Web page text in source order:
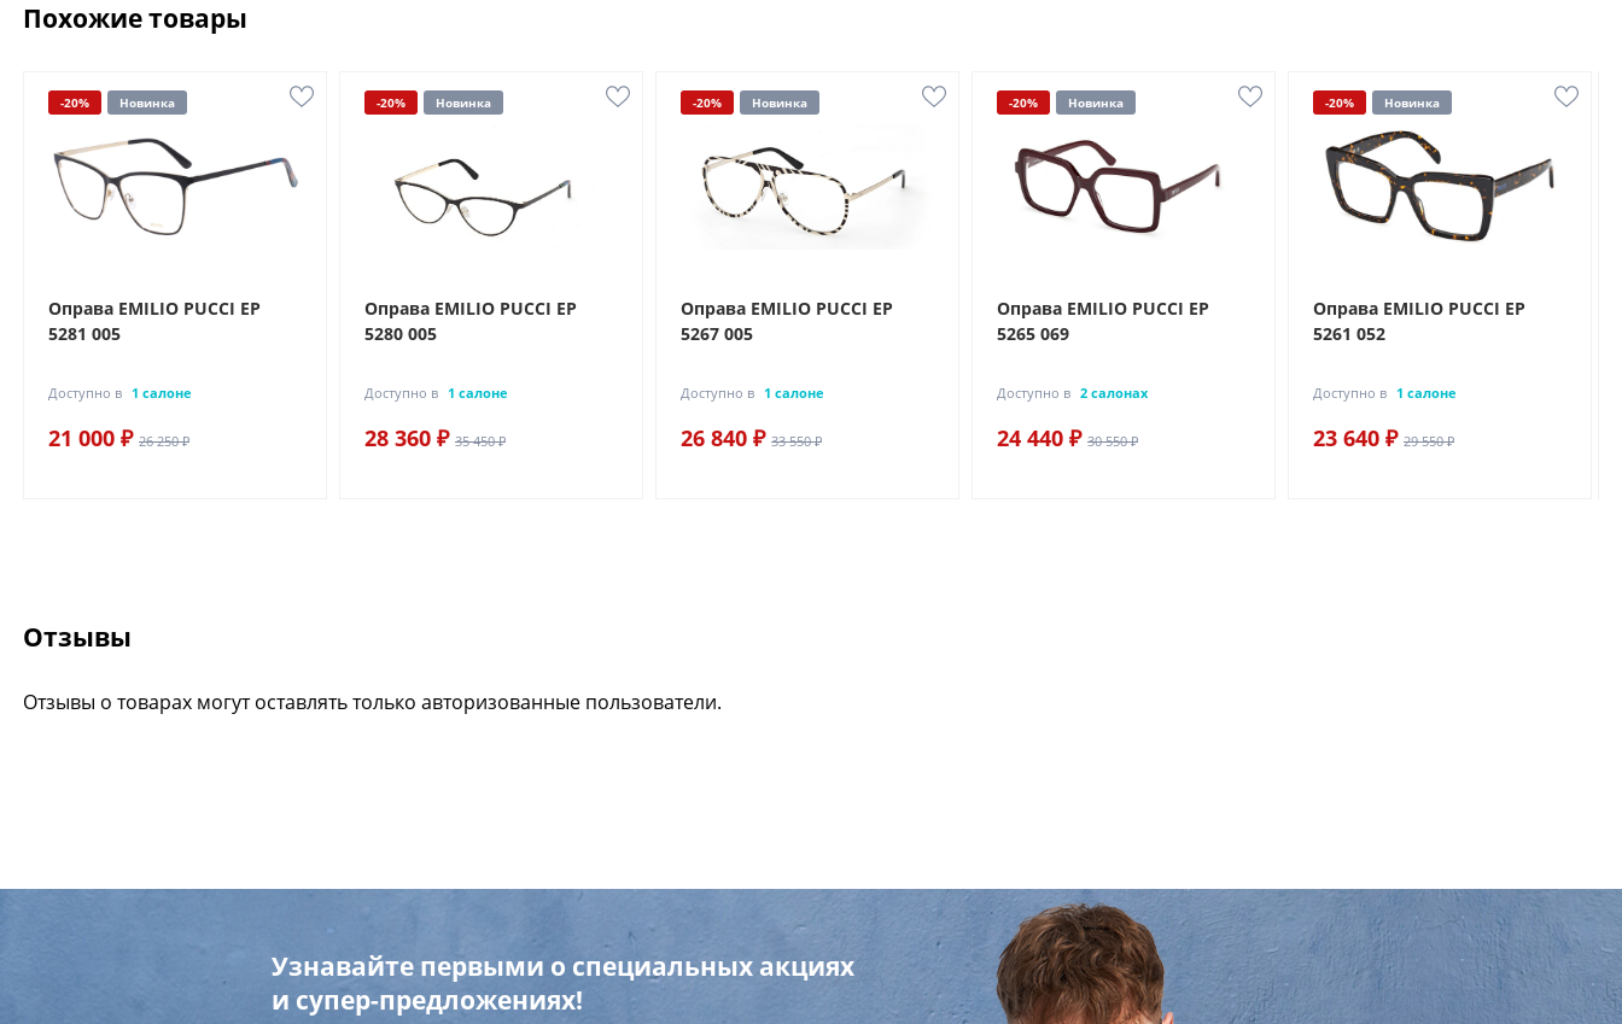
Похожие товары
-20% Новинка
Оправа EMILIO PUCCI EP
5281 005
Доступно в 1 салоне
21 000 ₽ 26 250 ₽
-20% Новинка
Оправа EMILIO PUCCI EP
5280 005
Доступно в 1 салоне
28 360 ₽ 35 450 ₽
-20% Новинка
Оправа EMILIO PUCCI EP
5267 005
Доступно в 1 салоне
26 840 ₽ 33 550 ₽
-20% Новинка
Оправа EMILIO PUCCI EP
5265 069
Доступно в 2 салонах
24 440 ₽ 30 550 ₽
-20% Новинка
Оправа EMILIO PUCCI EP
5261 052
Доступно в 1 салоне
23 640 ₽ 29 550 ₽
Отзывы
Отзывы о товарах могут оставлять только авторизованные пользователи.
Узнавайте первыми о специальных акциях
и супер-предложениях!